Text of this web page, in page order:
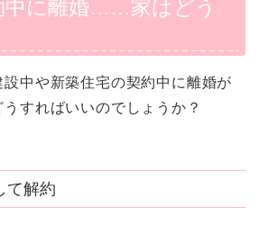
中に離婚……家はどう
中や新築住宅の契約中に離婚が
すればいいのでしょうか？
て解約